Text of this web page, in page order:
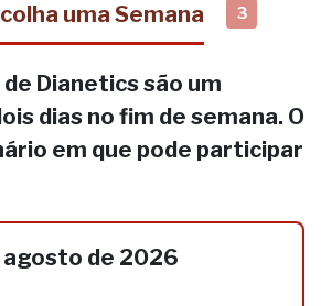
uma Semana 3
Dianetics são um
dias no fim de semana. O
em que pode participar
agosto de 2026